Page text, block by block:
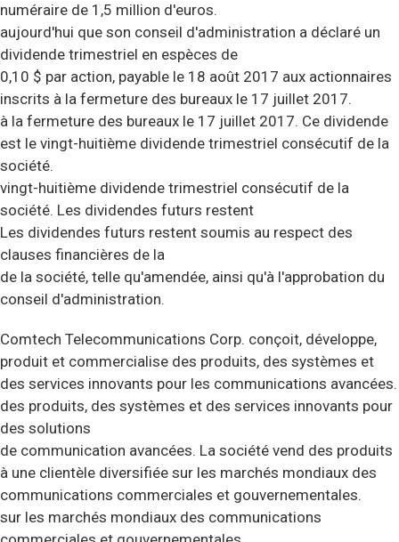
numéraire de 1,5 million d'euros.
aujourd'hui que son conseil d'administration a déclaré un
dividende trimestriel en espèces de
0,10 $ par action, payable le 18 août 2017 aux actionnaires
inscrits à la fermeture des bureaux le 17 juillet 2017.
à la fermeture des bureaux le 17 juillet 2017. Ce dividende
est le vingt-huitième dividende trimestriel consécutif de la
société.
vingt-huitième dividende trimestriel consécutif de la
société. Les dividendes futurs restent
Les dividendes futurs restent soumis au respect des
clauses financières de la
de la société, telle qu'amendée, ainsi qu'à l'approbation du
conseil d'administration.
Comtech Telecommunications Corp. conçoit, développe,
produit et commercialise des produits, des systèmes et
des services innovants pour les communications avancées.
des produits, des systèmes et des services innovants pour
des solutions
de communication avancées. La société vend des produits
à une clientèle diversifiée sur les marchés mondiaux des
communications commerciales et gouvernementales.
sur les marchés mondiaux des communications